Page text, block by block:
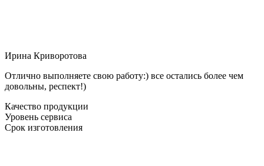
Ирина Криворотова
Отлично выполняете свою работу:) все остались более чем
довольны, респект!)
Качество продукции
Уровень сервиса
Срок изготовления